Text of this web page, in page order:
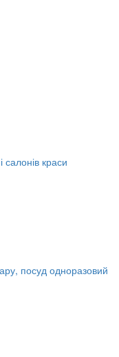
салонів краси
посуд одноразовий